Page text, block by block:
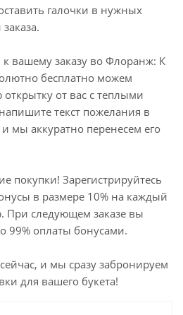
галочки в нужных
вашему заказу во Флоранж: К
бесплатно можем
от вас с теплыми
текст пожелания в
мы аккуратно перенесем его
Зарегистрируйтесь
в размере 10% на каждый
При следующем заказе вы
99% оплаты бонусами.
и мы сразу забронируем
для вашего букета!